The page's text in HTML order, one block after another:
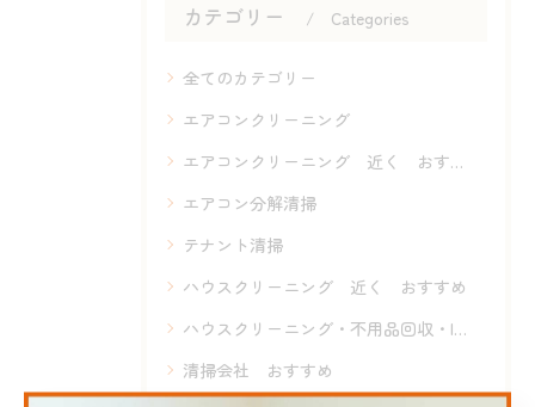
カテゴリー Categories
全てのカテゴリー
エアコンクリーニング
エアコンクリーニング 近く おすすめ
エアコン分解清掃
テナント清掃
ハウスクリーニング 近く おすすめ
ハウスクリーニング・不用品回収・INAGA
清掃会社 おすすめ